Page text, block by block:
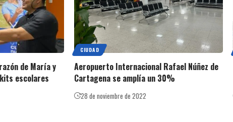
de María y
escolares
CIUDAD
Aeropuerto Internacional Rafael Núñez de
Cartagena se amplía un 30%
28 de noviembre de 2022